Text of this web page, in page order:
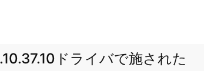
ドライバで施された